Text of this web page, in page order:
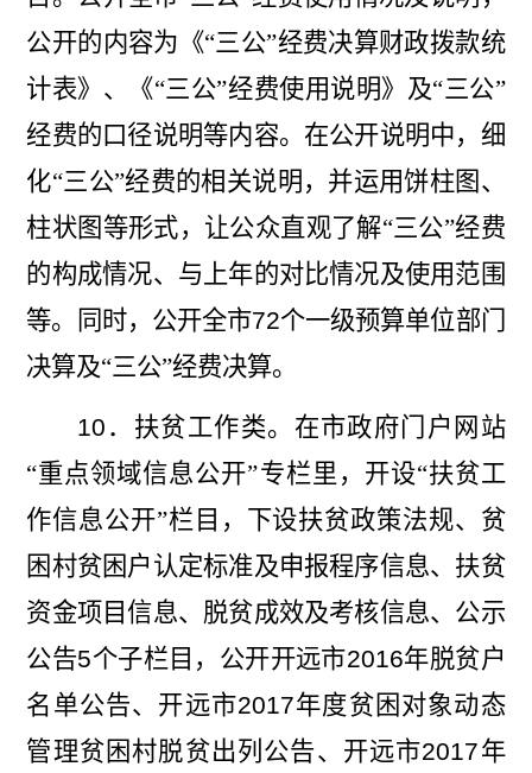
公开的内容为《“三公”经费决算财政拨款统
计表》、《“三公”经费使用说明》及“三公”
经费的口径说明等内容。在公开说明中，细
化“三公”经费的相关说明，并运用饼柱图、
柱状图等形式，让公众直观了解“三公”经费
的构成情况、与上年的对比情况及使用范围
等。同时，公开全市72个一级预算单位部门
决算及“三公”经费决算。
10 ．扶贫工作类。在市政府门 户网站
“重点领域信息公开”专栏里，开设“扶贫工
作信息公开”栏目，下设扶贫政策法规、贫
困村贫困户认定标准及申报程序信息、扶贫
资金项目信息、脱贫成效及考核信息、公示
公告5个子栏目，公开开远市2016年脱贫户
名单公告、开远市2017年度贫困对象动态
管理贫困村脱贫出列公告、开远市2017年